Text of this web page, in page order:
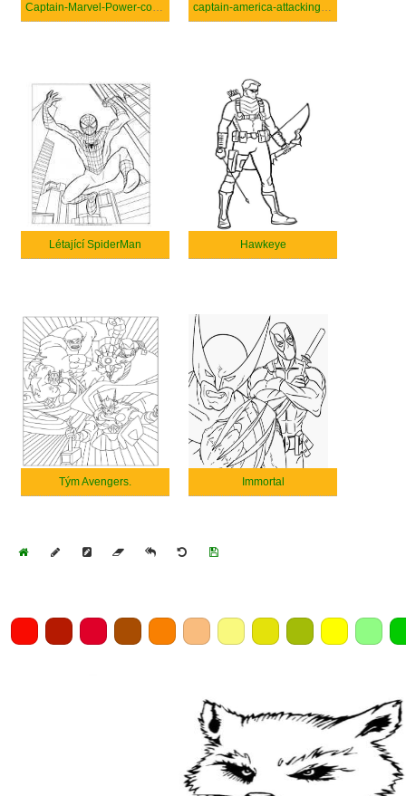
Captain-Marvel-Power-coloring captain-america-attacking-coloring
Létající SpiderMan Hawkeye
Tým Avengers. Immortal